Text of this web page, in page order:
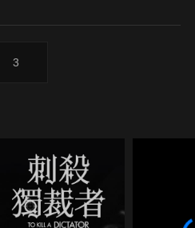
，讓邊境巡邏隊與居民
體驗移民路，聽他們訴
3